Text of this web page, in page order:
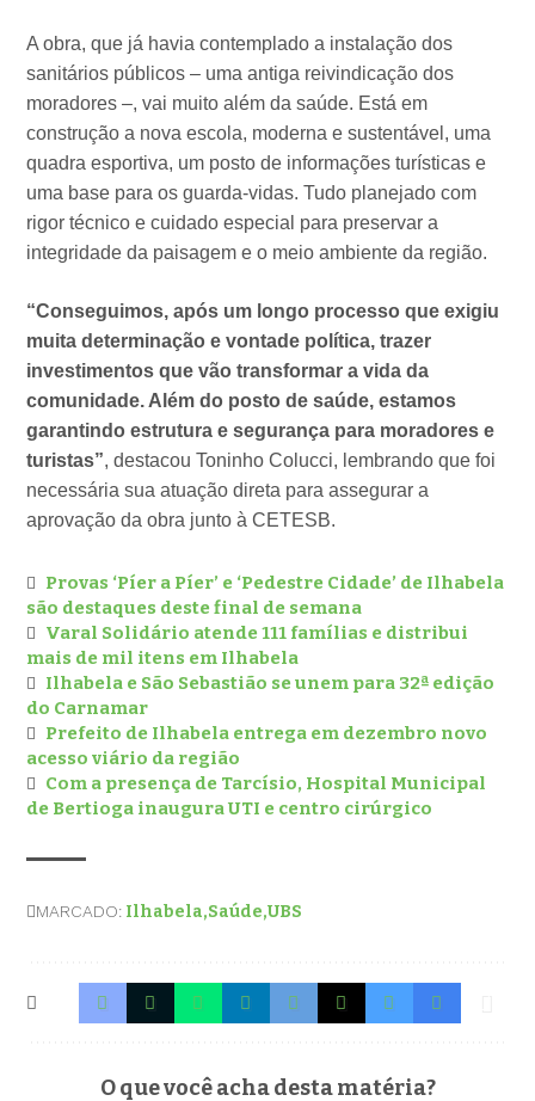
A obra, que já havia contemplado a instalação dos
sanitários públicos – uma antiga reivindicação dos
moradores –, vai muito além da saúde. Está em
construção a nova escola, moderna e sustentável, uma
quadra esportiva, um posto de informações turísticas e
uma base para os guarda-vidas. Tudo planejado com
rigor técnico e cuidado especial para preservar a
integridade da paisagem e o meio ambiente da região.
“Conseguimos, após um longo processo que exigiu
muita determinação e vontade política, trazer
investimentos que vão transformar a vida da
comunidade. Além do posto de saúde, estamos
garantindo estrutura e segurança para moradores e
turistas”, destacou Toninho Colucci, lembrando que foi
necessária sua atuação direta para assegurar a
aprovação da obra junto à CETESB.
Provas ‘Píer a Píer’ e ‘Pedestre Cidade’ de Ilhabela
são destaques deste final de semana
Varal Solidário atende 111 famílias e distribui
mais de mil itens em Ilhabela
Ilhabela e São Sebastião se unem para 32ª edição
do Carnamar
Prefeito de Ilhabela entrega em dezembro novo
acesso viário da região
Com a presença de Tarcísio, Hospital Municipal
de Bertioga inaugura UTI e centro cirúrgico
MARCADO: Ilhabela Saúde UBS
O que você acha desta matéria?